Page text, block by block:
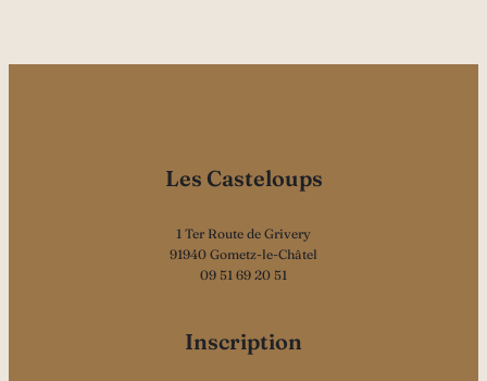
Les Casteloups
1 Ter Route de Grivery
91940 Gometz-le-Châtel
09 51 69 20 51
Inscription